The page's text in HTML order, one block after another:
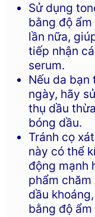
Sử dụng
bằng độ
lần nữa,
tiếp nhận
serum.
Nếu da bạn
ngày, hãy
thụ dầu
bóng dầu.
Tránh cọ
này có thể
động mạnh
phẩm
dầu
bằng độ